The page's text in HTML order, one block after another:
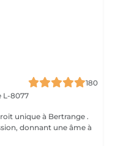
180
L-8077
unique à Bertrange .
donnant une âme à